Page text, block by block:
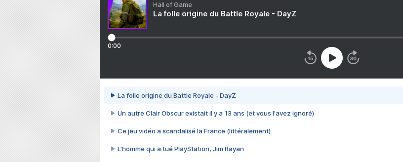
Hall of Game
La folle origine du Battle Royale - DayZ
0:00
La folle origine du Battle Royale - DayZ
Un autre Clair Obscur existait il y a 13 ans (et vous l'avez ignoré)
Ce jeu vidéo a scandalisé la France (littéralement)
L’homme qui a tué PlayStation, Jim Rayan